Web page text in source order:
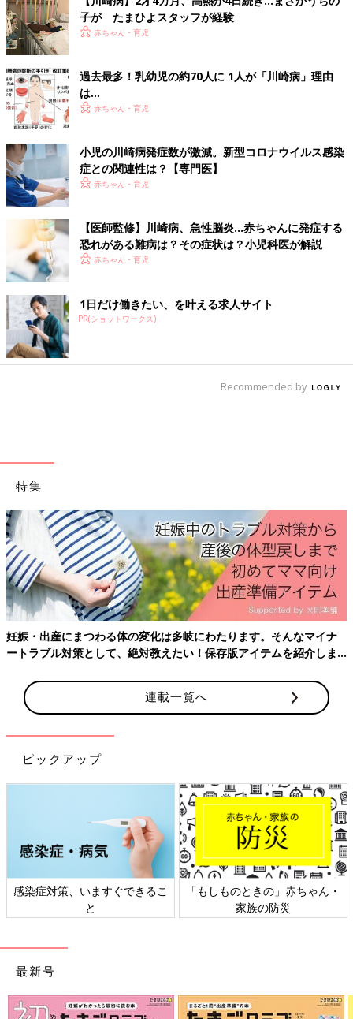
・肛門裂
■ママ・パパが気になる！赤ちゃんの症状
・憤怒けいれん・泣き入りひきつけ
赤ちゃんがかかりやすい病気・症状別・予防接種・お薬ガイド
▼赤ちゃん・子どもの病気とホームケアにおすすめの本
※表記している、月齢・年齢、季節、症状の様子などはあくまで
一般的な目安です。
※この情報は、2019年4月のものです。
子が たまひよスタッフが経験
赤ちゃん・育児
過去最多！乳幼児の約70人に 1人が「川崎病」理由
は…
赤ちゃん・育児
小児の川崎病発症数が激減。新型コロナウイルス感染
症との関連性は？【専門医】
赤ちゃん・育児
【医師監修】川崎病、急性脳炎…赤ちゃんに発症する
恐れがある難病は？その症状は？小児科医が解説
赤ちゃん・育児
1日だけ働きたい、を叶える求人サイト
PR(ショットワークス)
Recommended by
特集
妊娠・出産にまつわる体の変化は多岐にわたります。そんなマイナ
ートラブル対策として、絶対教えたい！保存版アイテムを紹介しま
連載一覧へ
ピックアップ
感染症対策、いますぐできるこ
と
「もしものときの」赤ちゃん・
家族の防災
最新号